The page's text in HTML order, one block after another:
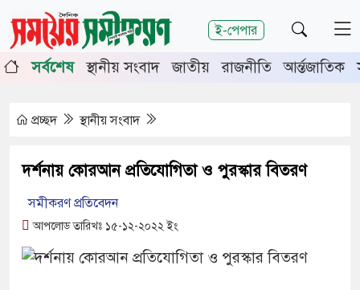
ই-পেপার
শিরোনাম
চুয়াডাঙ্গা-মেহেরপুরে জামায়াতের গণমিছিল
সভায় সিনিয়র জেলা জজ রফিকুল ইসলাম
সর্বশেষ স্থানীয় সংবাদ জাতীয় রাজনীতি আর্ন্তজাতিক
প্রচ্ছদ স্থানীয় সংবাদ
দর্শনায় কোরআন প্রতিযোগিতা ও পুরস্কার বিতরণ
সমীকরণ প্রতিবেদন
আপলোড তারিখঃ ১৫-১২-২০২২ ইং